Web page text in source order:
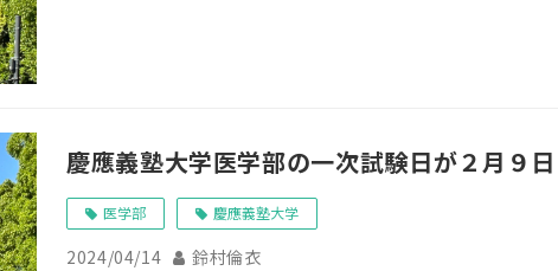
慶應義塾大学医学部の一次試験日が２月９
医学部 慶應義塾大学
2024/04/14 鈴村倫衣